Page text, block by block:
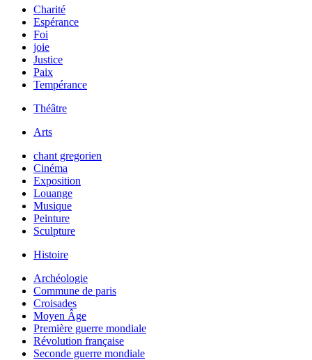
Charité
Espérance
Foi
joie
Justice
Paix
Tempérance
Théâtre
Arts
chant gregorien
Cinéma
Exposition
Louange
Musique
Peinture
Sculpture
Histoire
Archéologie
Commune de paris
Croisades
Moyen Âge
Première guerre mondiale
Révolution française
Seconde guerre mondiale